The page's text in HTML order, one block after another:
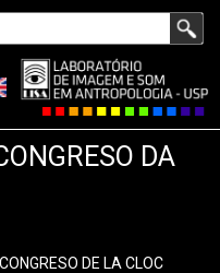
DA
DE LA CLOC